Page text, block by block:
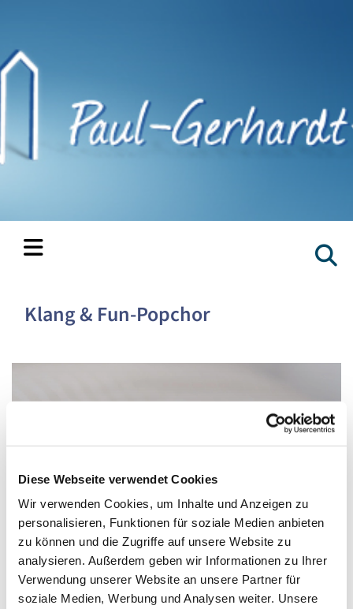
Diese Webseite verwendet Cookies
Wir verwenden Cookies, um Inhalte und Anzeigen zu
personalisieren, Funktionen für soziale Medien anbieten
zu können und die Zugriffe auf unsere Website zu
analysieren. Außerdem geben wir Informationen zu Ihrer
Verwendung unserer Website an unsere Partner für
soziale Medien, Werbung und Analysen weiter. Unsere
Klang & Fun-Popchor